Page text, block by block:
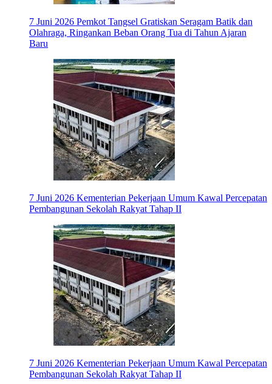
7 Juni 2026 Pemkot Tangsel Gratiskan Seragam Batik dan
Olahraga, Ringankan Beban Orang Tua di Tahun Ajaran
Baru
7 Juni 2026 Kementerian Pekerjaan Umum Kawal Percepatan
Pembangunan Sekolah Rakyat Tahap II
7 Juni 2026 Kementerian Pekerjaan Umum Kawal Percepatan
Pembangunan Sekolah Rakyat Tahap II